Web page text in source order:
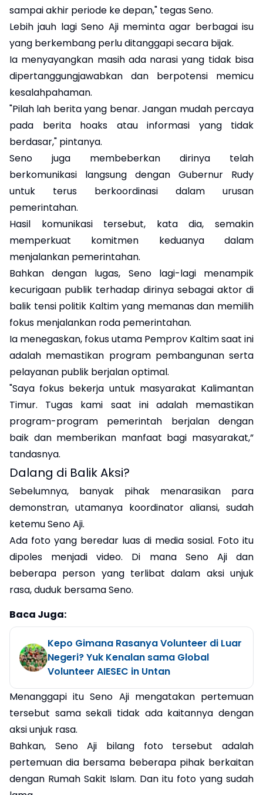
sampai akhir periode ke depan," tegas Seno.
Lebih jauh lagi Seno Aji meminta agar berbagai isu
yang berkembang perlu ditanggapi secara bijak.
Ia menyayangkan masih ada narasi yang tidak bisa
dipertanggungjawabkan dan berpotensi memicu
kesalahpahaman.
"Pilah lah berita yang benar. Jangan mudah percaya
pada berita hoaks atau informasi yang tidak
berdasar," pintanya.
Seno juga membeberkan dirinya telah
berkomunikasi langsung dengan Gubernur Rudy
untuk terus berkoordinasi dalam urusan
pemerintahan.
Hasil komunikasi tersebut, kata dia, semakin
memperkuat komitmen keduanya dalam
menjalankan pemerintahan.
Bahkan dengan lugas, Seno lagi-lagi menampik
kecurigaan publik terhadap dirinya sebagai aktor di
balik tensi politik Kaltim yang memanas dan memilih
fokus menjalankan roda pemerintahan.
Ia menegaskan, fokus utama Pemprov Kaltim saat ini
adalah memastikan program pembangunan serta
pelayanan publik berjalan optimal.
"Saya fokus bekerja untuk masyarakat Kalimantan
Timur. Tugas kami saat ini adalah memastikan
program-program pemerintah berjalan dengan
baik dan memberikan manfaat bagi masyarakat,”
tandasnya.
Dalang di Balik Aksi?
Sebelumnya, banyak pihak menarasikan para
demonstran, utamanya koordinator aliansi, sudah
ketemu Seno Aji.
Ada foto yang beredar luas di media sosial. Foto itu
dipoles menjadi video. Di mana Seno Aji dan
beberapa person yang terlibat dalam aksi unjuk
rasa, duduk bersama Seno.
Baca Juga:
Kepo Gimana Rasanya Volunteer di Luar
Negeri? Yuk Kenalan sama Global
Volunteer AIESEC in Untan
Menanggapi itu Seno Aji mengatakan pertemuan
tersebut sama sekali tidak ada kaitannya dengan
aksi unjuk rasa.
Bahkan, Seno Aji bilang foto tersebut adalah
pertemuan dia bersama beberapa pihak berkaitan
dengan Rumah Sakit Islam. Dan itu foto yang sudah